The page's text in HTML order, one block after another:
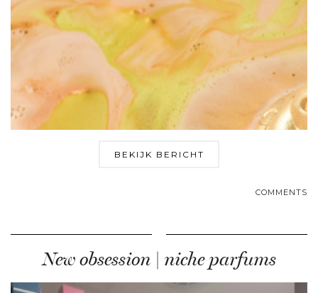
BEKIJK BERICHT
COMMENTS
New obsession | niche parfums